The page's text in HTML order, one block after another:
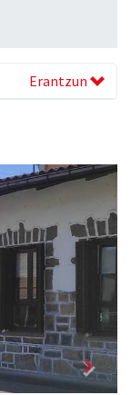
Erantzun
Next